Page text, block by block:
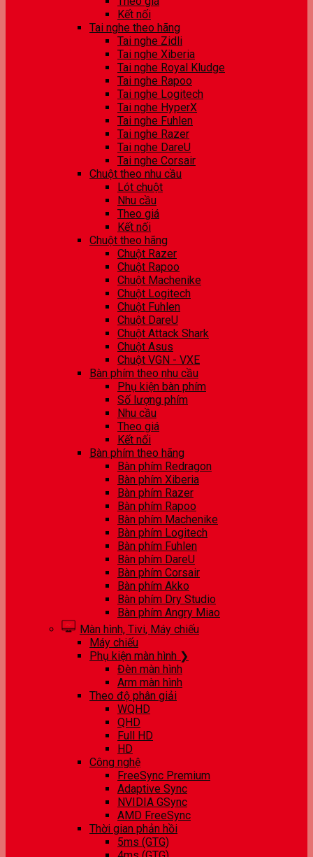
Kết nối
Tai nghe theo hãng
Tai nghe Zidli
Tai nghe Xiberia
Tai nghe Royal Kludge
Tai nghe Rapoo
Tai nghe Logitech
Tai nghe HyperX
Tai nghe Fuhlen
Tai nghe Razer
Tai nghe DareU
Tai nghe Corsair
Chuột theo nhu cầu
Lót chuột
Nhu cầu
Theo giá
Kết nối
Chuột theo hãng
Chuột Razer
Chuột Rapoo
Chuột Machenike
Chuột Logitech
Chuột Fuhlen
Chuột DareU
Chuột Attack Shark
Chuột Asus
Chuột VGN - VXE
Bàn phím theo nhu cầu
Phụ kiện bàn phím
Số lượng phím
Nhu cầu
Theo giá
Kết nối
Bàn phím theo hãng
Bàn phím Redragon
Bàn phím Xiberia
Bàn phím Razer
Bàn phím Rapoo
Bàn phím Machenike
Bàn phím Logitech
Bàn phím Fuhlen
Bàn phím DareU
Bàn phím Corsair
Bàn phím Akko
Bàn phím Dry Studio
Bàn phím Angry Miao
Màn hình, Tivi, Máy chiếu
Máy chiếu
Phụ kiện màn hình ❯
Đèn màn hình
Arm màn hình
Theo độ phân giải
WQHD
QHD
Full HD
HD
Công nghệ
FreeSync Premium
Adaptive Sync
NVIDIA GSync
AMD FreeSync
Thời gian phản hồi
5ms (GTG)